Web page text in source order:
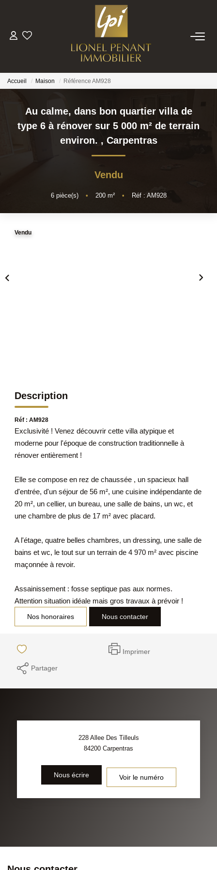
VENTES
PRESTIGE
BIENS VENDUS
ESTIMATION
CONTACT
Accueil Maison Référence AM928
Au calme, dans bon quartier villa de
type 6 à rénover sur 5 000 m² de terrain
environ. , Carpentras
Vendu
6pièce(s) • 200m² • Réf : AM928
Vendu
Description
Réf : AM928
Exclusivité ! Venez découvrir cette villa atypique et
moderne pour l'époque de construction traditionnelle à
rénover entièrement !
Elle se compose en rez de chaussée , un spacieux hall
d'entrée, d'un séjour de 56 m², une cuisine indépendante de
20 m², un cellier, un bureau, une salle de bains, un wc, et
une chambre de plus de 17 m² avec placard.
A l'étage, quatre belles chambres, un dressing, une salle de
bains et wc, le tout sur un terrain de 4 970 m² avec piscine
maçonnée à revoir.
Assainissement : fosse septique pas aux normes.
Attention situation idéale mais gros travaux à prévoir !
Nos honoraires Nous contacter
Imprimer
Partager
228 Allee Des Tilleuls
84200 Carpentras
Nous écrire Voir le numéro